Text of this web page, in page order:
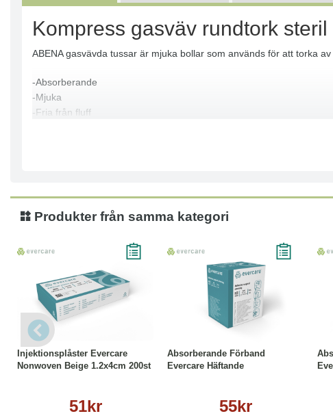
Kompress gasväv rundtork steril
ABENA gasvävda tussar är mjuka bollar som används för att torka
-Absorberande
-Mjuka
-Fria från fluff
Produkter från samma kategori
Injektionsplåster Evercare
Nonwoven Beige 1.2x4cm 200st
51kr
Köp
Absorberande Förband
Evercare Häftande
55kr
Läs mer